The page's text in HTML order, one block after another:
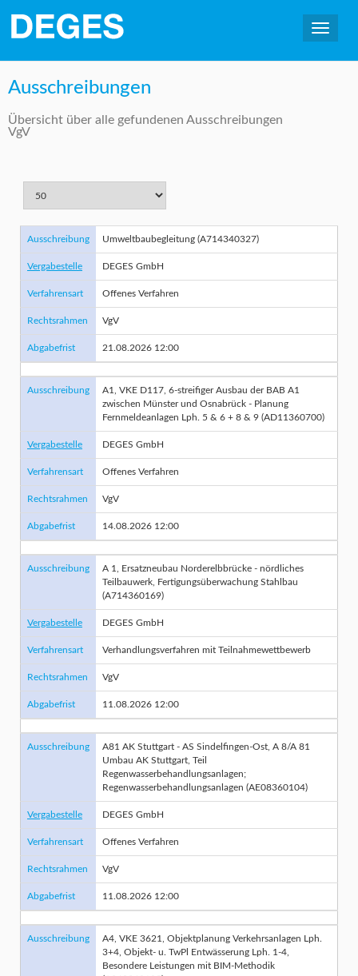
Ausschreibungen
Übersicht über alle gefundenen Ausschreibungen
VgV
Ausschreibung Umweltbaubegleitung (A714340327)
Vergabestelle DEGES GmbH
Verfahrensart Offenes Verfahren
Rechtsrahmen VgV
Abgabefrist 21.08.2026 12:00
Ausschreibung
A1, VKE D117, 6-streifiger Ausbau der BAB A1
zwischen Münster und Osnabrück - Planung
Fernmeldeanlagen Lph. 5 & 6 + 8 & 9 (AD11360700)
Vergabestelle DEGES GmbH
Verfahrensart Offenes Verfahren
Rechtsrahmen VgV
Abgabefrist 14.08.2026 12:00
Ausschreibung
A 1, Ersatzneubau Norderelbbrücke - nördliches
Teilbauwerk, Fertigungsüberwachung Stahlbau
(A714360169)
Vergabestelle DEGES GmbH
Verfahrensart Verhandlungsverfahren mit Teilnahmewettbewerb
Rechtsrahmen VgV
Abgabefrist 11.08.2026 12:00
Ausschreibung
A81 AK Stuttgart - AS Sindelfingen-Ost, A 8/A 81
Umbau AK Stuttgart, Teil
Regenwasserbehandlungsanlagen;
Regenwasserbehandlungsanlagen (AE08360104)
Vergabestelle DEGES GmbH
Verfahrensart Offenes Verfahren
Rechtsrahmen VgV
Abgabefrist 11.08.2026 12:00
Ausschreibung
A4, VKE 3621, Objektplanung Verkehrsanlagen Lph.
3+4, Objekt- u. TwPl Entwässerung Lph. 1-4,
Besondere Leistungen mit BIM-Methodik